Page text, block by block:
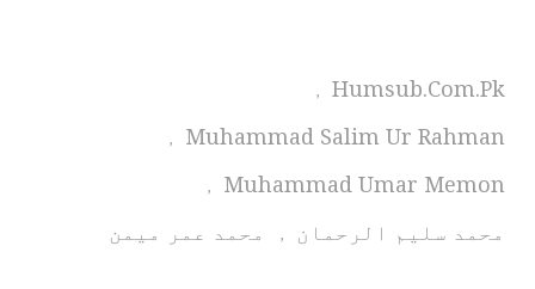
Humsub.com.pk
,
Muhammad Salim Ur Rahman
,
Muhammad Umar Memon
,
محمد سلیم الرحمان , محمد عمر میمن